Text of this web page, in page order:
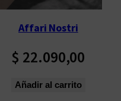
Affari Nostri
$ 22.090,00
Añadir al carrito